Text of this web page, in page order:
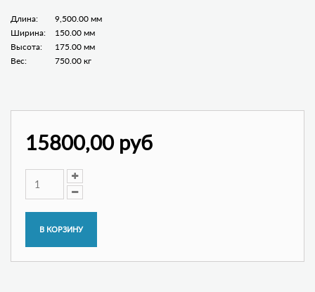
Длина:
9,500.00 мм
Ширина:
150.00 мм
Высота:
175.00 мм
Вес:
750.00 кг
15800,00 руб